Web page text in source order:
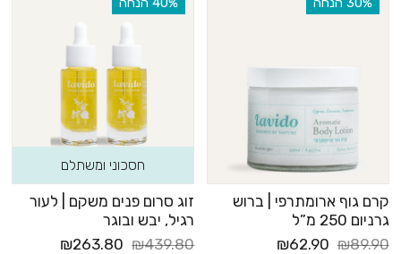
קרם גוף ארומתרפי | ברוש
גרניום 250 מ”ל
₪89.90
₪62.90
חסכוני ומשתלם
זוג סרום פנים משקם | לעור
רגיל, יבש ובוגר
₪439.80
₪263.80